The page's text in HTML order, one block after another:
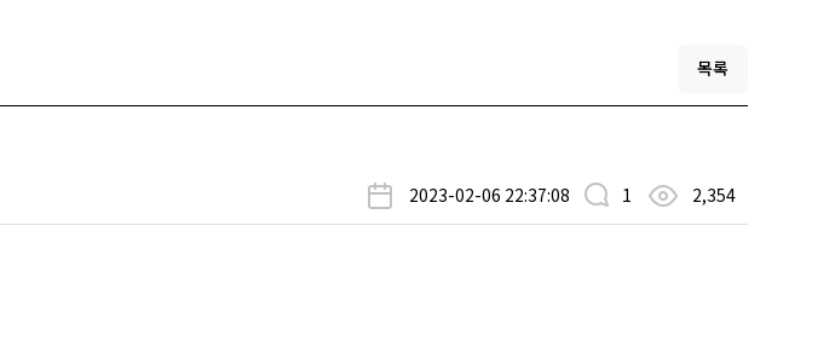
목록
2023-02-06 22:37:08 1 2,354